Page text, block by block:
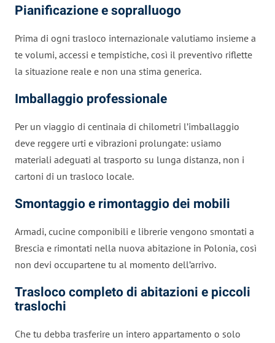
Pianificazione e sopralluogo
Prima di ogni trasloco internazionale valutiamo insieme a
te volumi, accessi e tempistiche, così il preventivo riflette
la situazione reale e non una stima generica.
Imballaggio professionale
Per un viaggio di centinaia di chilometri l’imballaggio
deve reggere urti e vibrazioni prolungate: usiamo
materiali adeguati al trasporto su lunga distanza, non i
cartoni di un trasloco locale.
Smontaggio e rimontaggio dei mobili
Armadi, cucine componibili e librerie vengono smontati a
Brescia e rimontati nella nuova abitazione in Polonia, così
non devi occupartene tu al momento dell’arrivo.
Trasloco completo di abitazioni e piccoli
traslochi
Che tu debba trasferire un intero appartamento o solo